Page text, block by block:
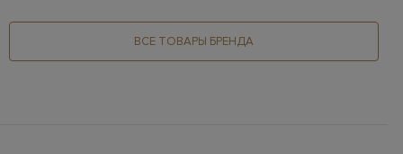
ВСЕ ТОВАРЫ БРЕНДА